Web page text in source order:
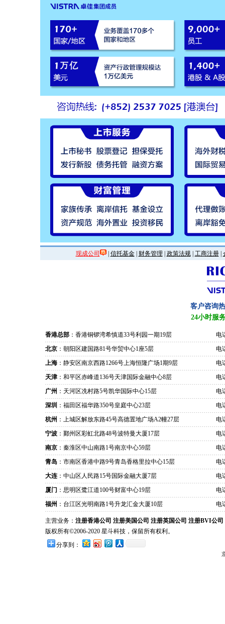
现成公司 | 信托基金| 财务管理 政策法规| 工商注册|
客户咨询
24小时服
香港总部 ：香港铜锣湾希慎道33号利园一期19层
电
北京 ：朝阳区建国路81号华贸中心1座5层
电
上海 ：静安区南京西路1266号上海恒隆广场1期9层
电
天津 ：和平区赤峰道136号天津国际金融中心8层
电
广州 ：天河区冼村路5号凯华国际中心15层
电
深圳 ：福田区福华路350号皇庭中心23层
电
杭州 ：上城区解放东路45号高德置地广场A2幢27层
电
宁波 ：鄞州区彩虹北路48号波特曼大厦17层
电
南京 ：秦淮区中山南路1号南京中心59层
电
青岛 ：市南区香港中路9号青岛香格里拉中心15层
电
大连 ：中山区人民路15号国际金融大厦7层
电
厦门 ：思明区鹭江道100号财富中心19层
电
福州 ：台江区光明南路1号升龙汇金大厦10层 电
主营业务： 注册香港公司 注册美国公司 注册英国公司 注册BVI公司
版权所有©2006-2020 星斗科技，保留所有权利。
分享到：